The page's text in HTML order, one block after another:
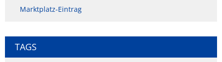
Marktplatz-Eintrag
TAGS